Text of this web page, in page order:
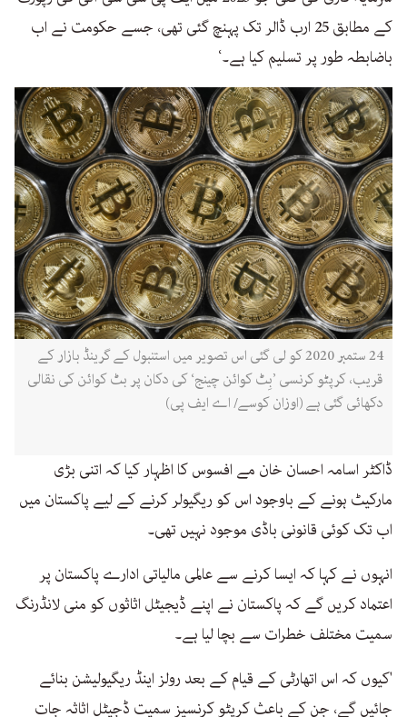
کے مطابق 25 ارب ڈالر تک پہنچ گئی تھی، جسے حکومت نے اب
باضابطہ طور پر تسلیم کیا ہے۔‘
24 ستمبر 2020 کو لی گئی اس تصویر میں استنبول کے گرینڈ بازار کے
قریب، کرپٹو کرنسی ’بِٹ کوائن چینج‘ کی دکان پر بٹ کوائن کی نقالی
دکھائی گئی ہے (اوزان کوسے/ اے ایف پی)
ڈاکٹر اسامہ احسان خان مے افسوس کا اظہار کیا کہ اتنی بڑی
مارکیٹ ہونے کے باوجود اس کو ریگیولر کرنے کے لیے پاکستان میں
اب تک کوئی قانونی باڈی موجود نہیں تھی۔
انہوں نے کہا کہ ایسا کرنے سے عالمی مالیاتی ادارے پاکستان پر
اعتماد کریں گے کہ پاکستان نے اپنے ڈیجیٹل اثاثوں کو منی لانڈرنگ
سمیت مختلف خطرات سے بچا لیا ہے۔
'کیوں کہ اس اتھارٹی کے قیام کے بعد رولز اینڈ ریگیولیشن بنائے
جائیں گے، جن کے باعث کرپٹو کرنسیز سمیت ڈجیٹل اثاثہ جات